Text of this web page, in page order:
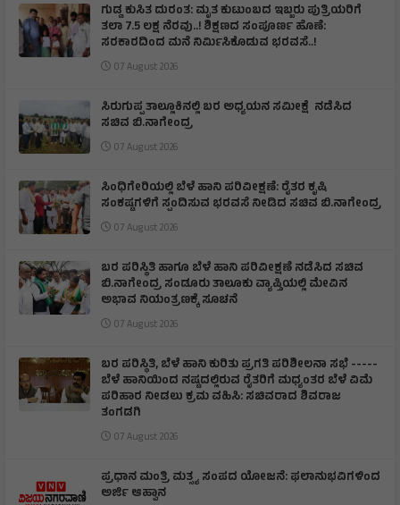
ಗುಡ್ಡ ಕುಸಿತ ದುರಂತ: ಮೃತ ಕುಟುಂಬದ ಇಬ್ಬರು ಪುತ್ರಿಯರಿಗೆ
ತಲಾ 7.5 ಲಕ್ಷ ನೆರವು..! ಶಿಕ್ಷಣದ ಸಂಪೂರ್ಣ ಹೊಣೆ:
ಸರಕಾರದಿಂದ ಮನೆ ನಿರ್ಮಿಸಿಕೊಡುವ ಭರವಸೆ..!
07 August 2026
ಸಿರುಗುಪ್ಪ ತಾಲ್ಲೂಕಿನಲ್ಲಿ ಬರ ಅಧ್ಯಯನ ಸಮೀಕ್ಷೆ ನಡೆಸಿದ
ಸಚಿವ ಬಿ.ನಾಗೇಂದ್ರ
07 August 2026
ಸಿಂಧಿಗೇರಿಯಲ್ಲಿ ಬೆಳೆ ಹಾನಿ ಪರಿವೀಕ್ಷಣೆ: ರೈತರ ಕೃಷಿ
ಸಂಕಷ್ಟಗಳಿಗೆ ಸ್ಪಂದಿಸುವ ಭರವಸೆ ನೀಡಿದ ಸಚಿವ ಬಿ.ನಾಗೇಂದ್ರ
07 August 2026
ಬರ ಪರಿಸ್ಥಿತಿ ಹಾಗೂ ಬೆಳೆ ಹಾನಿ ಪರಿವೀಕ್ಷಣೆ ನಡೆಸಿದ ಸಚಿವ
ಬಿ.ನಾಗೇಂದ್ರ ಸoಡೂರು ತಾಲೂಕು ವ್ಯಾಪ್ತಿಯಲ್ಲಿ ಮೇವಿನ
ಅಭಾವ ನಿಯಂತ್ರಣಕ್ಕೆ ಸೂಚನೆ
07 August 2026
ಬರ ಪರಿಸ್ಥಿತಿ, ಬೆಳೆ ಹಾನಿ ಕುರಿತು ಪ್ರಗತಿ ಪರಿಶೀಲನಾ ಸಭೆ -----
ಬೆಳೆ ಹಾನಿಯಿಂದ ನಷ್ಟದಲ್ಲಿರುವ ರೈತರಿಗೆ ಮಧ್ಯಂತರ ಬೆಳೆ ವಿಮೆ
ಪರಿಹಾರ ನೀಡಲು ಕ್ರಮ ವಹಿಸಿ: ಸಚಿವರಾದ ಶಿವರಾಜ
ತಂಗಡಗಿ
07 August 2026
ಪ್ರಧಾನ ಮಂತ್ರಿ ಮತ್ಸ್ಯ ಸಂಪದ ಯೋಜನೆ: ಫಲಾನುಭವಿಗಳಿಂದ
ಅರ್ಜಿ ಆಹ್ವಾನ